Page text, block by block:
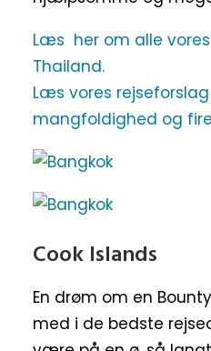
Læs her om alle
Thailand.
Læs vores rejseforslag
mangfoldighed og
Cook Islands
En drøm om en
med i de bedste